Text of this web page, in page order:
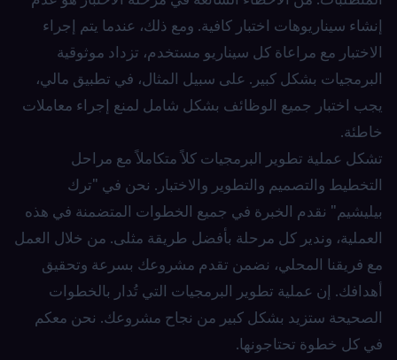
إنشاء سيناريوهات اختبار كافية. ومع ذلك، عندما يتم إجراء
الاختبار مع مراعاة كل سيناريو مستخدم، تزداد موثوقية
البرمجيات بشكل كبير. على سبيل المثال، في تطبيق مالي،
يجب اختبار جميع الوظائف بشكل شامل لمنع إجراء معاملات
خاطئة.
تشكل عملية تطوير البرمجيات كلاً متكاملاً مع مراحل
التخطيط والتصميم والتطوير والاختبار. نحن في "ترك
بيليشيم" نقدم الخبرة في جميع الخطوات المتضمنة في هذه
العملية، وندير كل مرحلة بأفضل طريقة مثلى. من خلال العمل
مع فريقنا المحلي، نضمن تقدم مشروعك بسرعة وتحقيق
أهدافك. إن عملية تطوير البرمجيات التي تُدار بالخطوات
الصحيحة ستزيد بشكل كبير من نجاح مشروعك. نحن معكم
في كل خطوة تحتاجونها.